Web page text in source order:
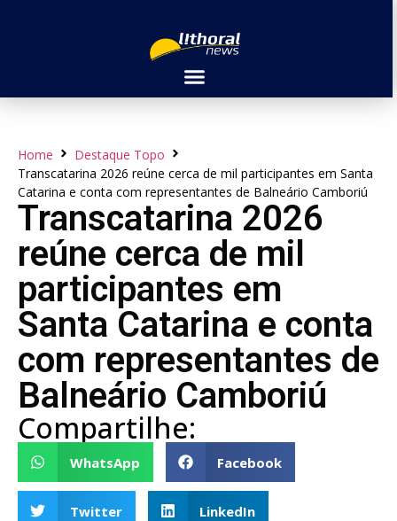
Home
Destaque Topo
Transcatarina 2026 reúne cerca de mil participantes em Santa
Catarina e conta com representantes de Balneário Camboriú
Transcatarina 2026
reúne cerca de mil
participantes em
Santa Catarina e conta
com representantes de
Balneário Camboriú
Compartilhe:
WhatsApp Facebook
Twitter LinkedIn